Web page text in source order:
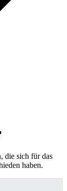
die sich für das
haben.